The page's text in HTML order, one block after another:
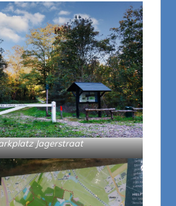
Jagerstraat